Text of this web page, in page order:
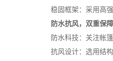
稳固框架：采用高
防水抗风，双重保障
防水科技：关注帐
抗风设计：选用结